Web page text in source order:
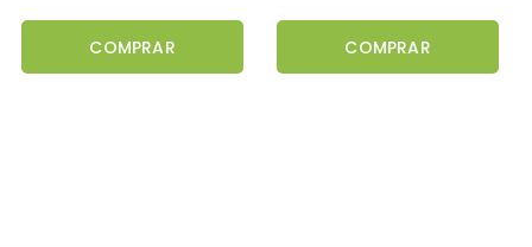
COMPRAR COMPRAR